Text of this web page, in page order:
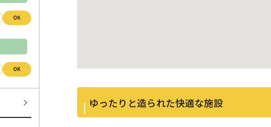
ゆったりと造られた快適な施設
OK
OK